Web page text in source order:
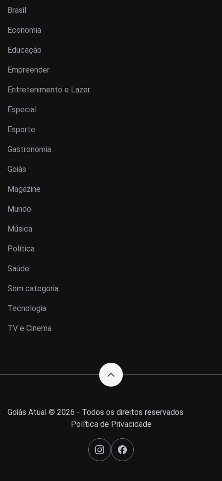
Brasil
Economia
Educação
Empreender
Entretenimento e Lazer
Especial
Esporte
Gastronomia
Goiás
Magazine
Mundo
Música
Política
Saúde
Sem categoria
Tecnologia
TV e Cinema
Goiás Atual © 2026 - Todos os direitos reservados
Política de Privacidade